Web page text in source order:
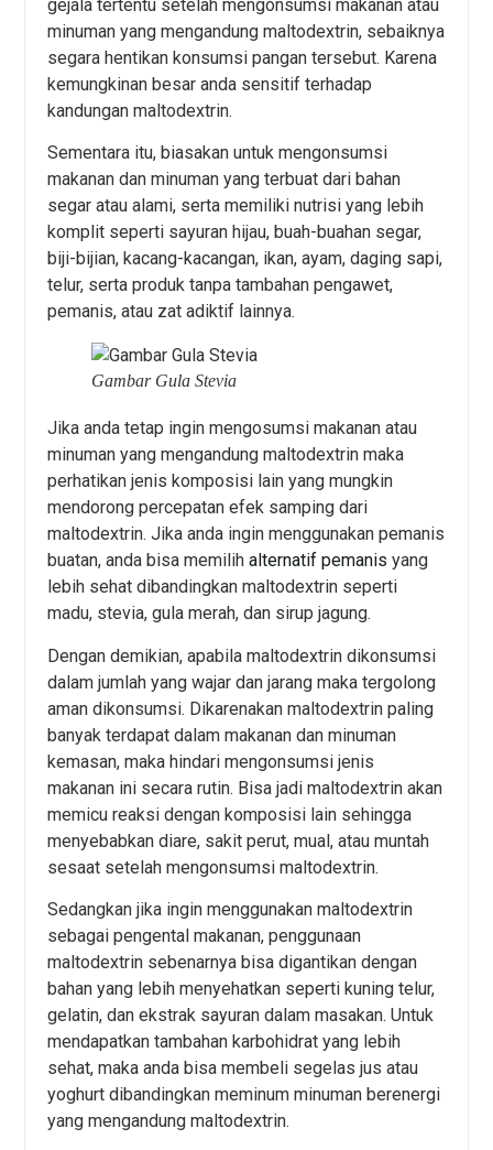
gejala tertentu setelah mengonsumsi makanan atau
minuman yang mengandung maltodextrin, sebaiknya
segara hentikan konsumsi pangan tersebut. Karena
kemungkinan besar anda sensitif terhadap
kandungan maltodextrin.
Sementara itu, biasakan untuk mengonsumsi
makanan dan minuman yang terbuat dari bahan
segar atau alami, serta memiliki nutrisi yang lebih
komplit seperti sayuran hijau, buah-buahan segar,
biji-bijian, kacang-kacangan, ikan, ayam, daging sapi,
telur, serta produk tanpa tambahan pengawet,
pemanis, atau zat adiktif lainnya.
Gambar Gula Stevia
Jika anda tetap ingin mengosumsi makanan atau
minuman yang mengandung maltodextrin maka
perhatikan jenis komposisi lain yang mungkin
mendorong percepatan efek samping dari
maltodextrin. Jika anda ingin menggunakan pemanis
buatan, anda bisa memilihalternatif pemanis yang
lebih sehat dibandingkan maltodextrin seperti
madu, stevia, gula merah, dan sirup jagung.
Dengan demikian, apabila maltodextrin dikonsumsi
dalam jumlah yang wajar dan jarang maka tergolong
aman dikonsumsi. Dikarenakan maltodextrin paling
banyak terdapat dalam makanan dan minuman
kemasan, maka hindari mengonsumsi jenis
makanan ini secara rutin. Bisa jadi maltodextrin akan
memicu reaksi dengan komposisi lain sehingga
menyebabkan diare, sakit perut, mual, atau muntah
sesaat setelah mengonsumsi maltodextrin.
Sedangkan jika ingin menggunakan maltodextrin
sebagai pengental makanan, penggunaan
maltodextrin sebenarnya bisa digantikan dengan
bahan yang lebih menyehatkan seperti kuning telur,
gelatin, dan ekstrak sayuran dalam masakan. Untuk
mendapatkan tambahan karbohidrat yang lebih
sehat, maka anda bisa membeli segelas jus atau
yoghurt dibandingkan meminum minuman berenergi
yang mengandung maltodextrin.